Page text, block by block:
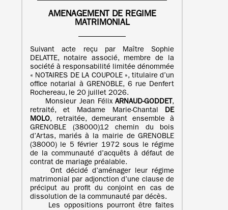
AMENAGEMENT DE REGIME
MATRIMONIAL
Suivant acte reçu par Maître Sophie
DELATTE, notaire associé, membre de la
société à responsabilité limitée dénommée
« NOTAIRES DE LA COUPOLE », titulaire d’un
office notarial à GRENOBLE, 6 rue Denfert
Rochereau, le 20 juillet 2026.
Monsieur Jean FélixARNAUD-GODDET ,
retraité, et Madame Marie-Chantal DE
MOLO, retraitée, demeurant ensemble à
GRENOBLE (38000)12 chemin du bois
d’Artas, mariés à la mairie de GRENOBLE
(38000) le 5 février 1972 sous le régime
de la communauté d’acquêts à défaut de
contrat de mariage préalable.
Ont décidé d’aménager leur régime
matrimonial par adjonction d’une clause de
préciput au profit du conjoint en cas de
dissolution de la communauté par décès.
Les oppositions pourront être faites